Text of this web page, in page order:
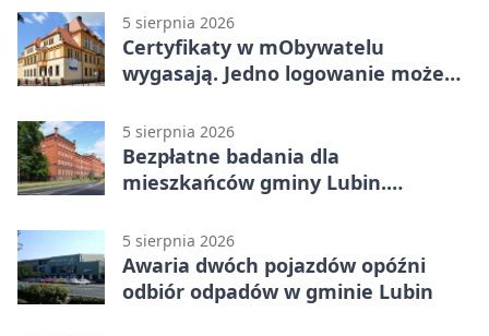
5 sierpnia 2026
Certyfikaty w mObywatelu
wygasają. Jedno logowanie może
5 sierpnia 2026
Bezpłatne badania dla
mieszkańców gminy Lubin.
5 sierpnia 2026
Awaria dwóch pojazdów opóźni
odbiór odpadów w gminie Lubin